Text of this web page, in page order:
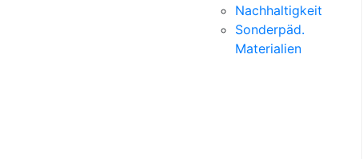
Nachhaltigkeit
Sonderpäd.
Materialien